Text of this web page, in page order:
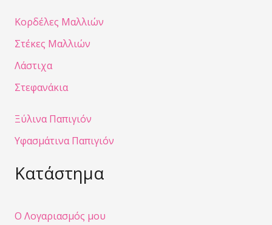
Κορδέλες Μαλλιών
Στέκες Μαλλιών
Λάστιχα
Στεφανάκια
Ξύλινα Παπιγιόν
Υφασμάτινα Παπιγιόν
Κατάστημα
Ο Λογαριασμός μου